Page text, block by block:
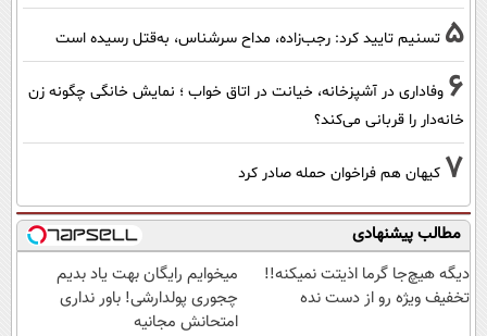
5 تسنیم تایید کرد: رجب‌زاده، مداح سرشناس، به‌قتل رسیده است
6 وفاداری در آشپزخانه، خیانت در اتاق خواب ؛ نمایش خانگی چگونه زن
خانه‌دار را قربانی می‌کند؟
7 کیهان هم فراخوان حمله صادر کرد
مطالب پیشنهادی
دیگه هیچ‌جا گرما اذیتت نمیکنه!!
تخفیف ویژه رو از دست نده
میخوایم رایگان بهت یاد بدیم
چجوری پولدارشی! باور نداری
امتحانش مجانیه